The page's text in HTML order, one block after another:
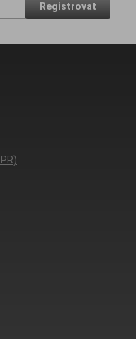
Registrovat